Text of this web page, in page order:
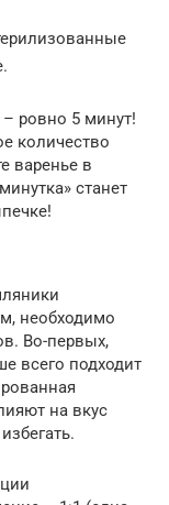
ровно 5 минут!
количество
варенье в
станет
необходимо
Во-первых,
всего подходит
на вкус